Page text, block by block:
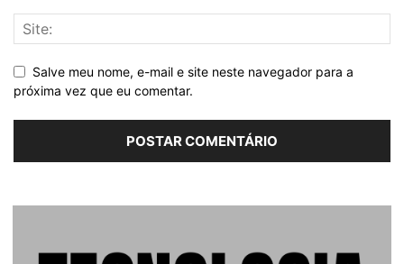
Salve meu nome, e-mail e site neste navegador para a
próxima vez que eu comentar.